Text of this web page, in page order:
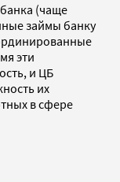
(чаще
займы банку
эти
и ЦБ
их
в сфере